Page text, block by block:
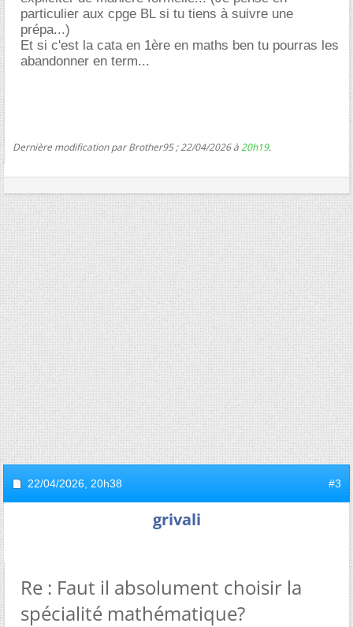
particulier aux cpge BL si tu tiens à suivre une
prépa...)
Et si c'est la cata en 1ère en maths ben tu pourras les
abandonner en term...
Dernière modification par Brother95 ; 22/04/2026 à20h19.
22/04/2026, 20h38 #3
grivali
Re : Faut il absolument choisir la
spécialité mathématique?